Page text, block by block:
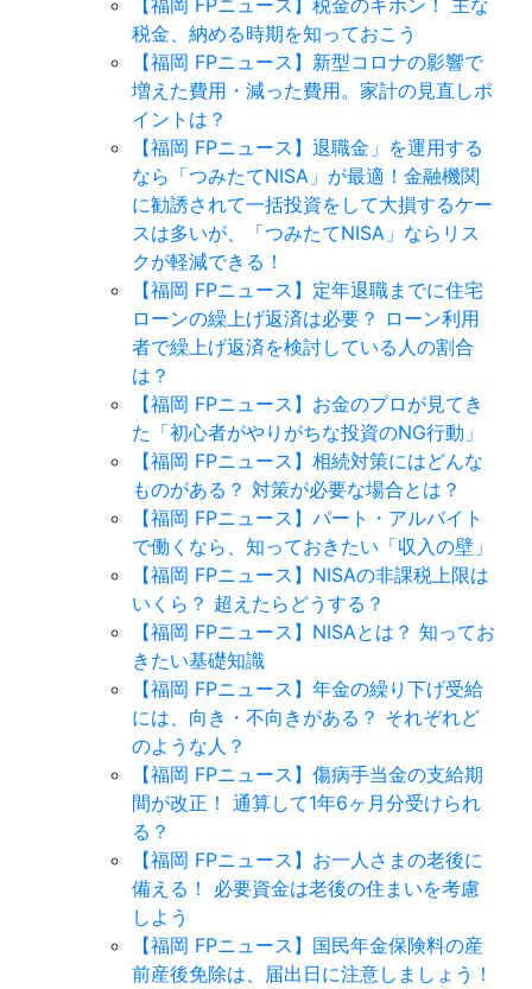
【福岡 FPニュース】税金のキホン！ 主な
税金、納める時期を知っておこう
【福岡 FPニュース】新型コロナの影響で
増えた費用・減った費用。家計の見直しポ
イントは？
【福岡 FPニュース】退職金」を運用する
なら「つみたてNISA」が最適！金融機関
に勧誘されて一括投資をして大損するケー
スは多いが、「つみたてNISA」ならリス
クが軽減できる！
【福岡 FPニュース】定年退職までに住宅
ローンの繰上げ返済は必要？ ローン利用
者で繰上げ返済を検討している人の割合
は？
【福岡 FPニュース】お金のプロが見てき
た「初心者がやりがちな投資のNG行動」
【福岡 FPニュース】相続対策にはどんな
ものがある？ 対策が必要な場合とは？
【福岡 FPニュース】パート・アルバイト
で働くなら、知っておきたい「収入の壁」
【福岡 FPニュース】NISAの非課税上限は
いくら？ 超えたらどうする？
【福岡 FPニュース】NISAとは？ 知ってお
きたい基礎知識
【福岡 FPニュース】年金の繰り下げ受給
には、向き・不向きがある？ それぞれど
のような人？
【福岡 FPニュース】傷病手当金の支給期
間が改正！ 通算して1年6ヶ月分受けられ
る？
【福岡 FPニュース】お一人さまの老後に
備える！ 必要資金は老後の住まいを考慮
しよう
【福岡 FPニュース】国民年金保険料の産
前産後免除は、届出日に注意しましょう！